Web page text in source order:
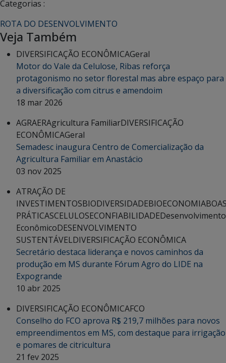
Categorias :
ROTA DO DESENVOLVIMENTO
Veja Também
DIVERSIFICAÇÃO ECONÔMICAGeral
Motor do Vale da Celulose, Ribas reforça
protagonismo no setor florestal mas abre espaço para
a diversificação com citrus e amendoim
18 mar 2026
AGRAERAgricultura FamiliarDIVERSIFICAÇÃO
ECONÔMICAGeral
Semadesc inaugura Centro de Comercialização da
Agricultura Familiar em Anastácio
03 nov 2025
ATRAÇÃO DE
INVESTIMENTOSBIODIVERSIDADEBIOECONOMIA
PRÁTICASCELULOSECONFIABILIDADEDesenvolvimento
EconômicoDESENVOLVIMENTO
SUSTENTÁVELDIVERSIFICAÇÃO ECONÔMICA
Secretário destaca liderança e novos caminhos da
produção em MS durante Fórum Agro do LIDE na
Expogrande
10 abr 2025
DIVERSIFICAÇÃO ECONÔMICAFCO
Conselho do FCO aprova R$ 219,7 milhões para novos
empreendimentos em MS, com destaque para irrigação
e pomares de citricultura
21 fev 2025